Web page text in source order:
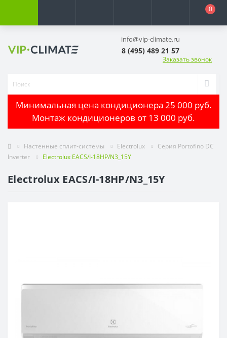
0
info@vip-climate.ru
8 (495) 489 21 57
Заказать звонок
Минимальная цена кондиционера 25 000 руб.
Монтаж кондиционеров от 13 000 руб.
Настенные сплит-системы Electrolux
Серия Portofino DC
Inverter
Electrolux EACS/I-18HP/N3_15Y
Electrolux EACS/I-18HP/N3_15Y